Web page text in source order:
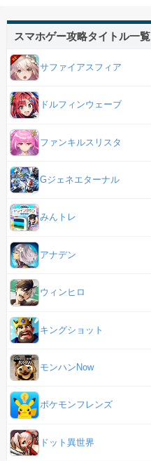
スマホゲー攻略タイトル一覧
サファイアスフィア
ドルフィンウェーブ
ファンキルスリスタ
Gジェネエターナル
みんトレ
アナデン
ウィンヒロ
キングショット
モンハンNow
ポケモンフレンズ
ドット異世界